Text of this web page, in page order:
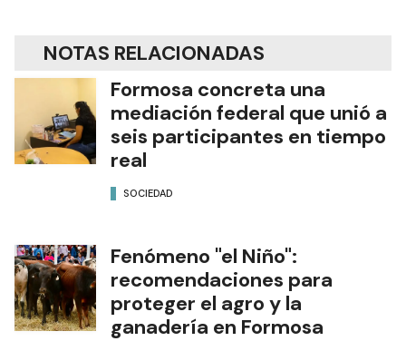
NOTAS RELACIONADAS
Formosa concreta una
mediación federal que unió a
seis participantes en tiempo
real
SOCIEDAD
Fenómeno "el Niño":
recomendaciones para
proteger el agro y la
ganadería en Formosa